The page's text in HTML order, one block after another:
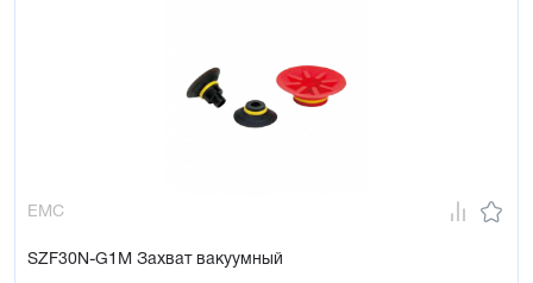
EMC
SZF30N-G1M Захват вакуумный